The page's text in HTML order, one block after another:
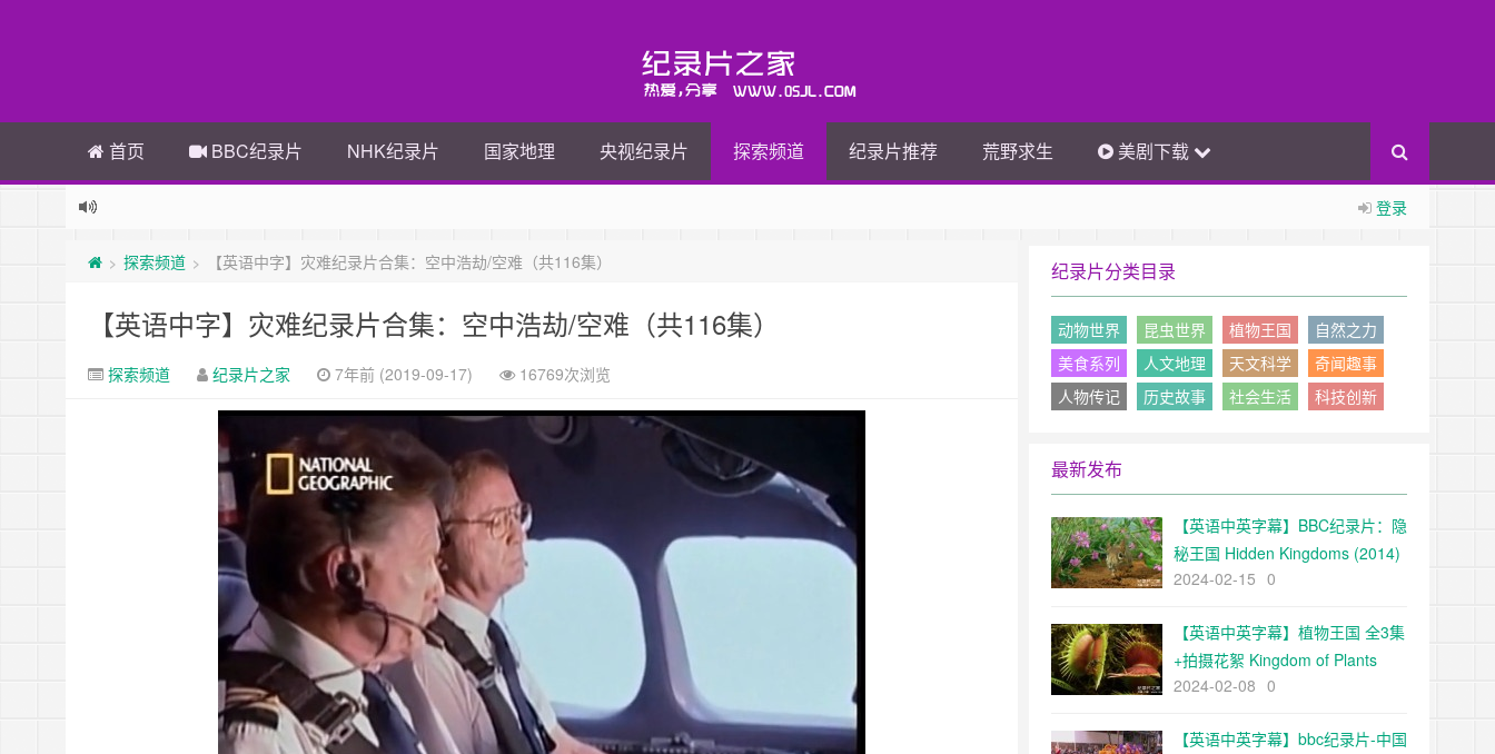
首页 BBC纪录片 NHK纪录片 国家地理 央视纪录片 探索频道 纪录片推荐 荒野求生 美剧下载
登录
> 探索频道 > 【英语中字】灾难纪录片合集：空中浩劫/空难（共116集）
【英语中字】灾难纪录片合集：空中浩劫/空难（共116集）
探索频道 纪录片之家 7年前 (2019-09-17) 16769次浏览
纪录片分类目录
动物世界 昆虫世界 植物王国
自然之力
美食系列
人文地理 天文科学
奇闻趣事
人物传记
历史故事 社会生活 科技创新
最新发布
【英语中英字幕】BBC纪录片：隐
秘王国 Hidden Kingdoms (2014)
全3集+电影版 Hidden
2024-02-15 0
【英语中英字幕】植物王国 全3集
+拍摄花絮 Kingdom of Plants
with David Attenborough 高清
2024-02-08 0
【英语中英字幕】bbc纪录片-中国